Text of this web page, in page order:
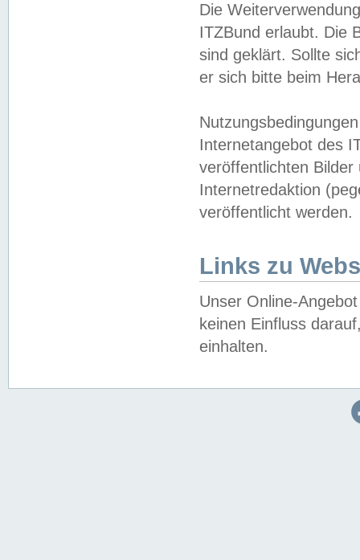
Die
ITZBund erlaubt. Die
sind geklärt. Sollte
er sich bitte beim
Internetangebot des
veröffentlichten
Internetredaktion
veröffentlicht werden.
Links zu
Unser Online-
keinen Einfluss
einhalten.